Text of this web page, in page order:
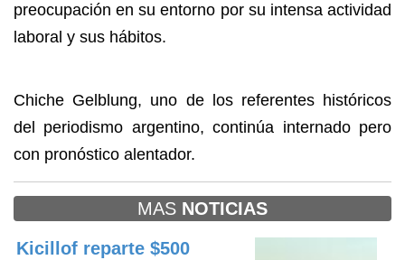
preocupación en su entorno por su intensa actividad
laboral y sus hábitos.
Chiche Gelblung, uno de los referentes históricos
del periodismo argentino, continúa internado pero
con pronóstico alentador.
MAS NOTICIAS
Kicillof reparte $500